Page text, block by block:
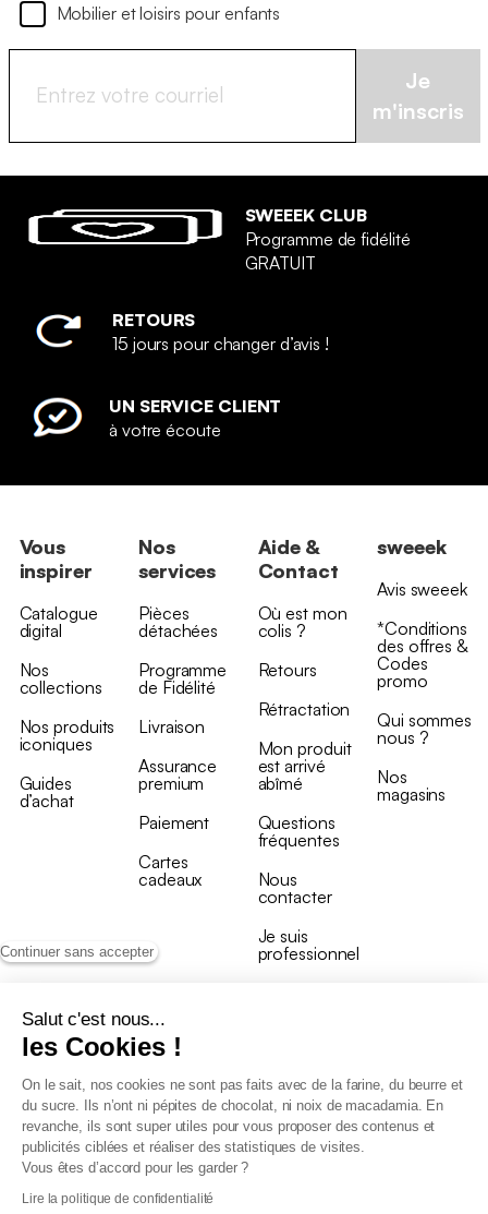
Continuer sans accepter
Salut c'est nous...
les Cookies !
On le sait, nos cookies ne sont pas faits avec de la farine, du beurre et
du sucre. Ils n’ont ni pépites de chocolat, ni noix de macadamia. En
revanche, ils sont super utiles pour vous proposer des contenus et
publicités ciblées et réaliser des statistiques de visites.
Vous êtes d’accord pour les garder ?
Lire la politique de confidentialité
Mobilier et loisirs pour enfants
Je
m'inscris
SWEEEK CLUB
Programme de fidélité
GRATUIT
RETOURS
15 jours pour changer d’avis !
UN SERVICE CLIENT
à votre écoute
Vous
inspirer
Catalogue
digital
Nos
collections
Nos produits
iconiques
Guides
d’achat
Nos
services
Pièces
détachées
Programme
de Fidélité
Livraison
Assurance
premium
Paiement
Cartes
cadeaux
Aide &
Contact
Où est mon
colis ?
Retours
Rétractation
Mon produit
est arrivé
abîmé
Questions
fréquentes
Nous
contacter
Je suis
professionnel
sweeek
Avis sweeek
*Conditions
des offres &
Codes
promo
Qui sommes
nous ?
Nos
magasins
Conditions générales de vente
Conditions générales du programme de fidélité
Charte de données personnelles
Conditions générales de vente Pro
Déclaration d’accessibilité